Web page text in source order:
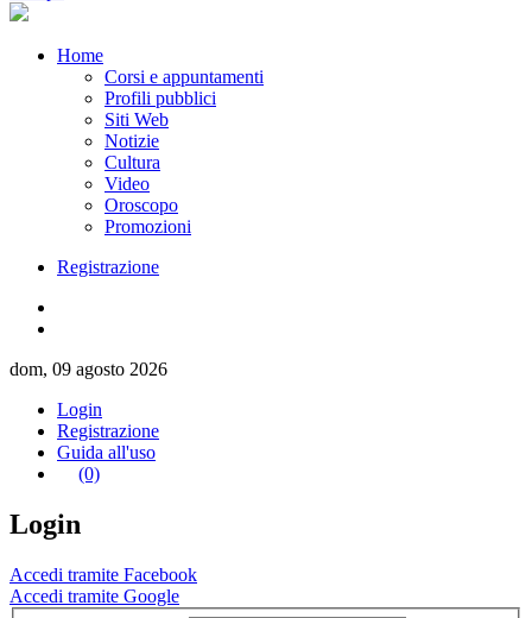
Home
Corsi e appuntamenti
Profili pubblici
Siti Web
Notizie
Cultura
Video
Oroscopo
Promozioni
Registrazione
dom, 09 agosto 2026
Login
Registrazione
Guida all'uso
(0)
Login
Accedi tramite Facebook
Accedi tramite Google